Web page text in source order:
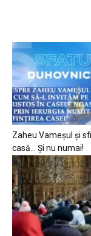
Zaheu Vameșul și
casă… Și nu numai!